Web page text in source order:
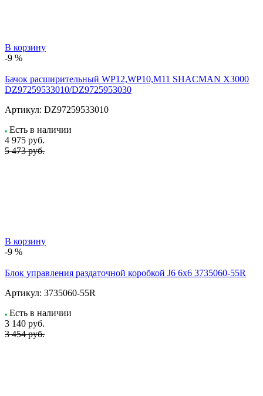
В корзину
-9 %
Бачок расширительный WP12,WP10,M11 SHACMAN X3000
DZ97259533010/DZ9725953030
Артикул: DZ97259533010
Есть в наличии
4 975 руб.
5 473 руб.
В корзину
-9 %
Блок управления раздаточной коробкой J6 6x6 3735060-55R
Артикул: 3735060-55R
Есть в наличии
3 140 руб.
3 454 руб.